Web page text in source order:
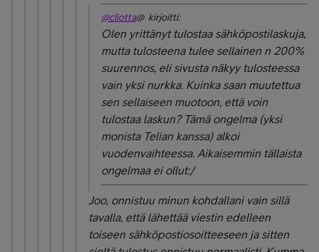
@cliotta@ kirjoitti:
Olen yrittänyt tulostaa sähköpostilaskuja,
mutta tulosteena tulee sellainen n 200%
suurennos, eli sivusta näkyy tulosteessa
vain yksi nurkka. Kuinka saan muutettua
sen sellaiseen muotoon, että voin
tulostaa laskun? Tämä ongelma (yksi
monista Telian kanssa) alkoi
vuodenvaihteessa. Aikaisemmin tällaista
ongelmaa ei ollut:/
Joo, onnistuu minun kohdallani vain sillä
tavalla, että lähettää viestin edelleen
toiseen sähköpostiosoitteeseen ja sitten